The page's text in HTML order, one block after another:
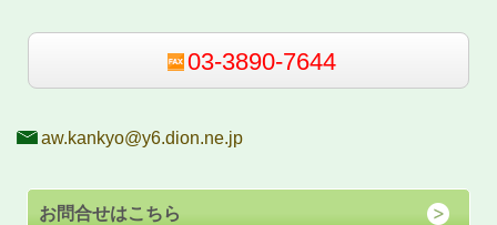
03-3890-7644
aw.kankyo@y6.dion.ne.jp
お問合せはこちら